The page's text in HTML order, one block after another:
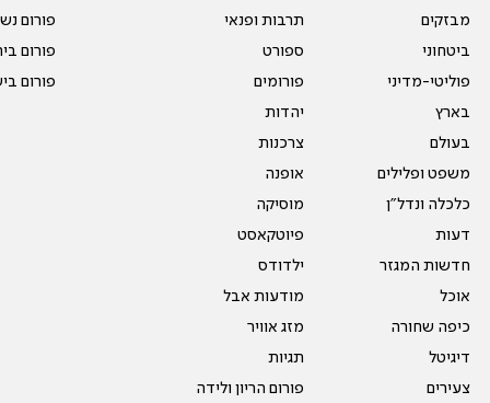
מבזקים
ביטחוני
פוליטי-מדיני
בארץ
בעולם
משפט ופלילים
כלכלה ונדל"ן
דעות
חדשות המגזר
אוכל
כיפה שחורה
דיגיטל
צעירים
תרבות ופנאי
ספורט
פורומים
יהדות
צרכנות
אופנה
מוסיקה
פיוטקאסט
ילדודס
מודעות אבל
מזג אוויר
תגיות
פורום הריון ולידה
פורום
פורום
פורום